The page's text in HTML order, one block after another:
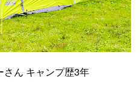
さん キャンプ歴3年